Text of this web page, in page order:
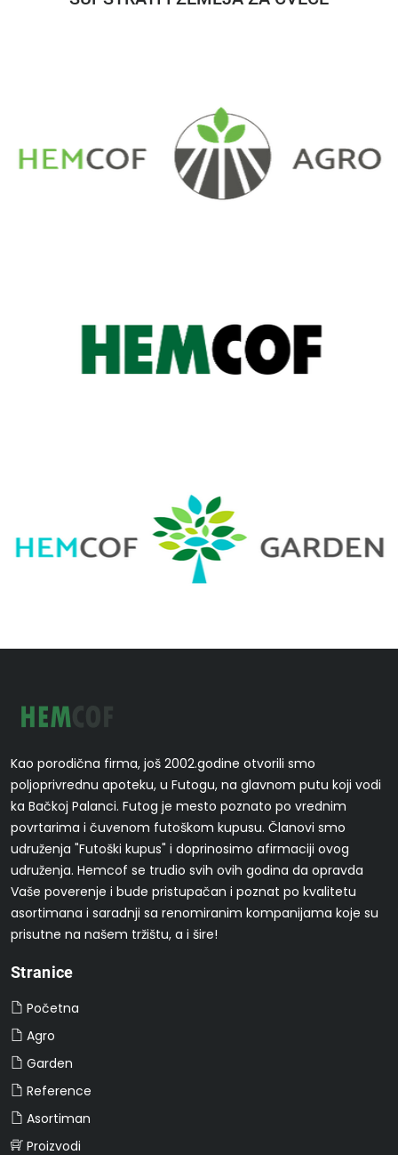
Kao porodična firma, još 2002.godine otvorili smo
poljoprivrednu apoteku, u Futogu, na glavnom putu koji vodi
ka Bačkoj Palanci. Futog je mesto poznato po vrednim
povrtarima i čuvenom futoškom kupusu. Članovi smo
udruženja "Futoški kupus" i doprinosimo afirmaciji ovog
udruženja. Hemcof se trudio svih ovih godina da opravda
Vaše poverenje i bude pristupačan i poznat po kvalitetu
asortimana i saradnji sa renomiranim kompanijama koje su
prisutne na našem tržištu, a i šire!
Stranice
Početna
Agro
Garden
Reference
Asortiman
Proizvodi